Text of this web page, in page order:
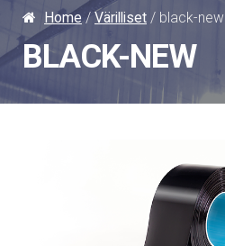
Tarjouspyyntö
PVC-verhoja
Verkkokauppaan
Asennus
PVC-tuotteita
Home/ Värilliset/ black-new
BLACK-NEW